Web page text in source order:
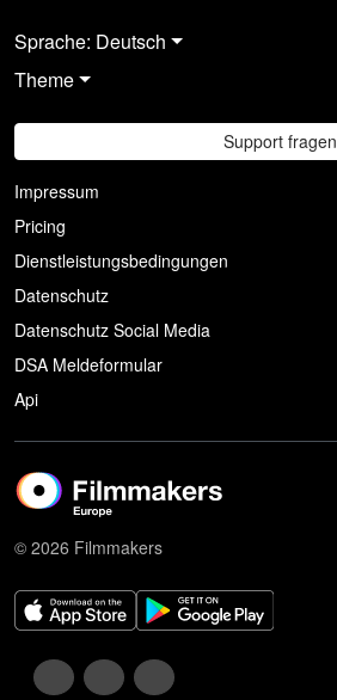
Sprache: Deutsch
Theme
Support fragen
Impressum
Pricing
Dienstleistungsbedingungen
Datenschutz
Datenschutz Social Media
DSA Meldeformular
Api
© 2026 Filmmakers